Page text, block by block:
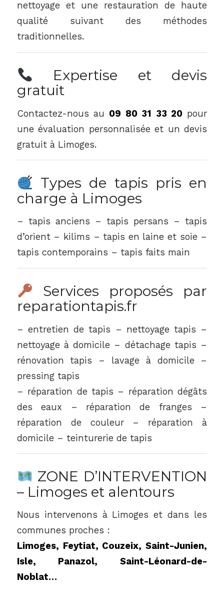
nettoyage et une restauration de haute
qualité suivant des méthodes
traditionnelles.
Expertise et devis
gratuit
Contactez-nous au 09 80 31 33 20 pour
une évaluation personnalisée et un devis
gratuit à Limoges.
Types de tapis pris en
charge à Limoges
– tapis anciens – tapis persans – tapis
d’orient – kilims – tapis en laine et soie –
tapis contemporains – tapis faits main
Services proposés par
reparationtapis.fr
– entretien de tapis – nettoyage tapis –
nettoyage à domicile – détachage tapis –
rénovation tapis – lavage à domicile –
pressing tapis
– réparation de tapis – réparation dégâts
des eaux – réparation de franges –
réparation de couleur – réparation à
domicile – teinturerie de tapis
ZONE D’INTERVENTION
– Limoges et alentours
Nous intervenons à Limoges et dans les
communes proches :
Limoges, Feytiat, Couzeix, Saint-Junien,
Isle, Panazol, Saint-Léonard-de-
Noblat…